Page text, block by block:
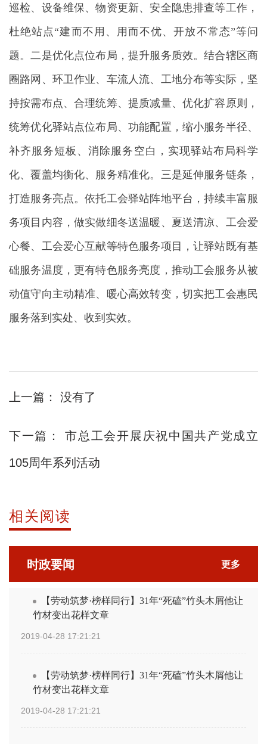
巡检、设备维保、物资更新、安全隐患排查等工作，
杜绝站点“建而不用、用而不优、开放不常态”等问
题。二是优化点位布局，提升服务质效。结合辖区商
圈路网、环卫作业、车流人流、工地分布等实际，坚
持按需布点、合理统筹、提质减量、优化扩容原则，
统筹优化驿站点位布局、功能配置，缩小服务半径、
补齐服务短板、消除服务空白，实现驿站布局科学
化、覆盖均衡化、服务精准化。三是延伸服务链条，
打造服务亮点。依托工会驿站阵地平台，持续丰富服
务项目内容，做实做细冬送温暖、夏送清凉、工会爱
心餐、工会爱心互献等特色服务项目，让驿站既有基
础服务温度，更有特色服务亮度，推动工会服务从被
动值守向主动精准、暖心高效转变，切实把工会惠民
服务落到实处、收到实效。
上一篇： 没有了
下一篇：市总工会开展庆祝中国共产党成立
105周年系列活动
相关阅读
时政要闻 更多
【劳动筑梦·榜样同行】31年“死磕”竹头木屑他让
竹材变出花样文章
2019-04-28 17:21:21
【劳动筑梦·榜样同行】31年“死磕”竹头木屑他让
竹材变出花样文章
2019-04-28 17:21:21